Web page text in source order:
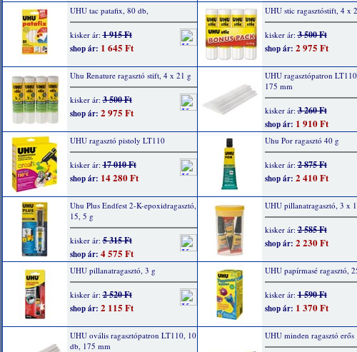
UHU tac patafix, 80 db,
kisker ár:1 915 Ft
shop ár: 1 645 Ft
UHU stic ragasztóstift, 4 x
kisker ár:3 500 Ft
shop ár: 2 975 Ft
Uhu Renature ragasztó stift, 4 x 21 g
kisker ár:3 500 Ft
shop ár: 2 975 Ft
UHU ragasztópatron
175 mm
kisker ár:3 260 Ft
shop ár: 1 910 Ft
UHU ragasztó pistoly LT110
kisker ár:17 010 Ft
shop ár: 14 280 Ft
Uhu Por ragasztó 40 g
kisker ár:2 875 Ft
shop ár: 2 410 Ft
Uhu Plus Endfest 2-K-epoxidragasztó,
15, 5 g
kisker ár:5 315 Ft
shop ár: 4 575 Ft
UHU pillanatragasztó, 3 x
kisker ár:2 585 Ft
shop ár: 2 230 Ft
UHU pillanatragasztó, 3 g
kisker ár:2 520 Ft
shop ár: 2 115 Ft
UHU papírmasé ragasztó,
kisker ár:1 590 Ft
shop ár: 1 370 Ft
UHU ovális ragasztópatron LT110, 10
db, 175 mm
UHU minden ragasztó erős